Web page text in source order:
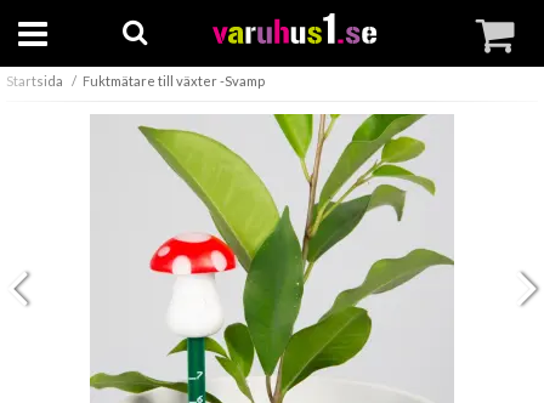
Startsida Fuktmätare till växter -Svamp